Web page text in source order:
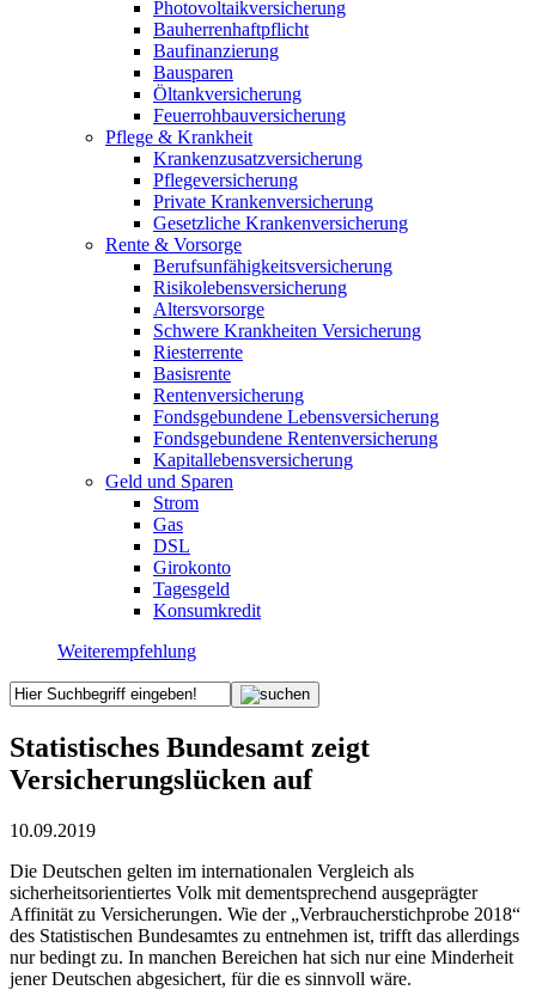
Photovoltaikversicherung
Bauherrenhaftpflicht
Baufinanzierung
Bausparen
Öltankversicherung
Feuerrohbauversicherung
Pflege & Krankheit
Krankenzusatzversicherung
Pflegeversicherung
Private Krankenversicherung
Gesetzliche Krankenversicherung
Rente & Vorsorge
Berufs­unfähigkeitsversicherung
Risikolebensversicherung
Altersvorsorge
Schwere Krankheiten Versicherung
Riesterrente
Basisrente
Rentenversicherung
Fondsgebundene Lebensversicherung
Fondsgebundene Rentenversicherung
Kapitallebensversicherung
Geld und Sparen
Strom
Gas
DSL
Girokonto
Tagesgeld
Konsumkredit
Weiterempfehlung
Statistisches Bundesamt zeigt
Versicherungslücken auf
10.09.2019
Die Deutschen gelten im internationalen Vergleich als
sicherheitsorientiertes Volk mit dementsprechend ausgeprägter
Affinität zu Versicherungen. Wie der „Verbraucherstichprobe 2018“
des Statistischen Bundesamtes zu entnehmen ist, trifft das allerdings
nur bedingt zu. In manchen Bereichen hat sich nur eine Minderheit
jener Deutschen abgesichert, für die es sinnvoll wäre.